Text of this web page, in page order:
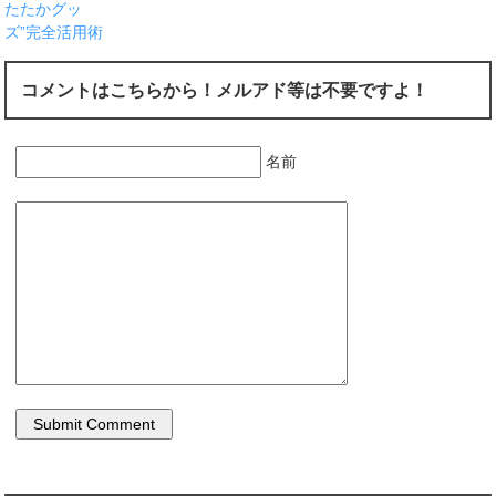
たたかグッ
ズ”完全活用術
コメントはこちらから！メルアド等は不要ですよ！
名前